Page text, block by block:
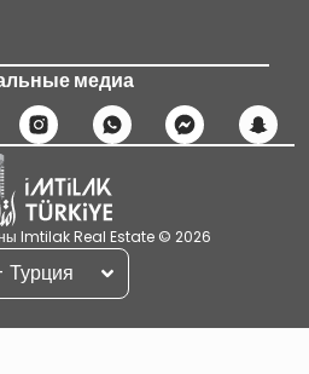
медиа
Imtilak Real Estate © 2026
Турция